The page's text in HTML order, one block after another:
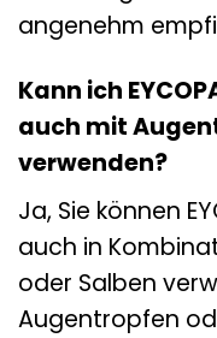
angenehm
Kann ich
auch mit
verwenden?
Ja, Sie können
auch in
oder Salben
Augentropfen